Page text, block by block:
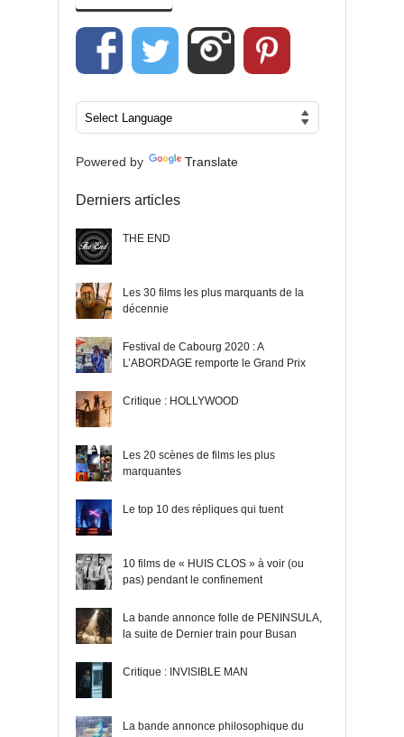
Powered by Translate
Derniers articles
THE END
Les 30 films les plus marquants de la
décennie
Festival de Cabourg 2020 : A
L’ABORDAGE remporte le Grand Prix
Critique : HOLLYWOOD
Les 20 scènes de films les plus
marquantes
Le top 10 des répliques qui tuent
10 films de « HUIS CLOS » à voir (ou
pas) pendant le confinement
La bande annonce folle de PENINSULA,
la suite de Dernier train pour Busan
Critique : INVISIBLE MAN
La bande annonce philosophique du